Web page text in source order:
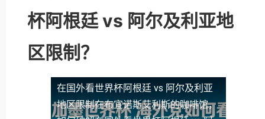
杯阿根廷 vs 阿尔及利亚地
区限制？
在国外看世界杯阿根廷 vs 阿尔及利亚
地区限制在布宜诺斯艾利斯的咖啡馆，